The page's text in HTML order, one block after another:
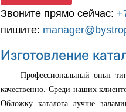
Звоните прямо сейчас:
пишите:
Изготовление
Профессиональный опыт
качественно. Среди наших
Обложку каталога лучше